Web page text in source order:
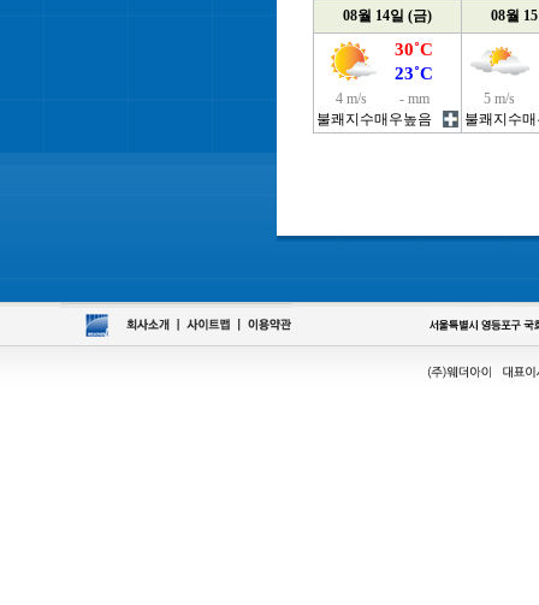
08월 14일 (금) 08월
30˚C
23˚C
4 m/s
- mm
불쾌지수매우높음
5 m/s
불쾌지수